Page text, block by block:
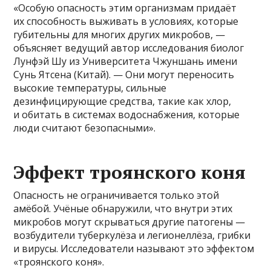
«Особую опасность этим организмам придаёт
их способность выживать в условиях, которые
губительны для многих других микробов, —
объясняет ведущий автор исследования биолог
Лунфэй Шу из Университета Чжуншань имени
Сунь Ятсена (Китай). — Они могут переносить
высокие температуры, сильные
дезинфицирующие средства, такие как хлор,
и обитать в системах водоснабжения, которые
люди считают безопасными».
Эффект троянского коня
Опасность не ограничивается только этой
амёбой. Учёные обнаружили, что внутри этих
микробов могут скрываться другие патогены —
возбудители туберкулёза и легионеллёза, грибки
и вирусы. Исследователи называют это эффектом
«троянского коня».